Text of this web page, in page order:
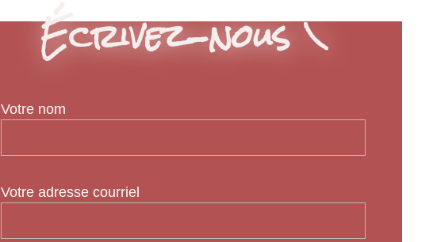
Écrivez-nous \
Votre nom
Votre adresse courriel